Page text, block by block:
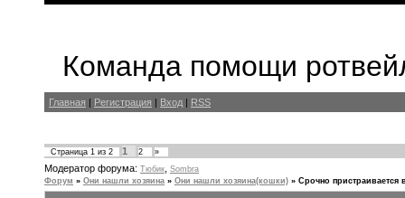
Команда помощи
Главная | Регистрация | Вход | RSS
Страница 1 из 2 1 2 »
Модератор форума: Тюбик Sombra
Форум » Они нашли хозяина » Они нашли хозяина(кошки) » Срочно пристраивается